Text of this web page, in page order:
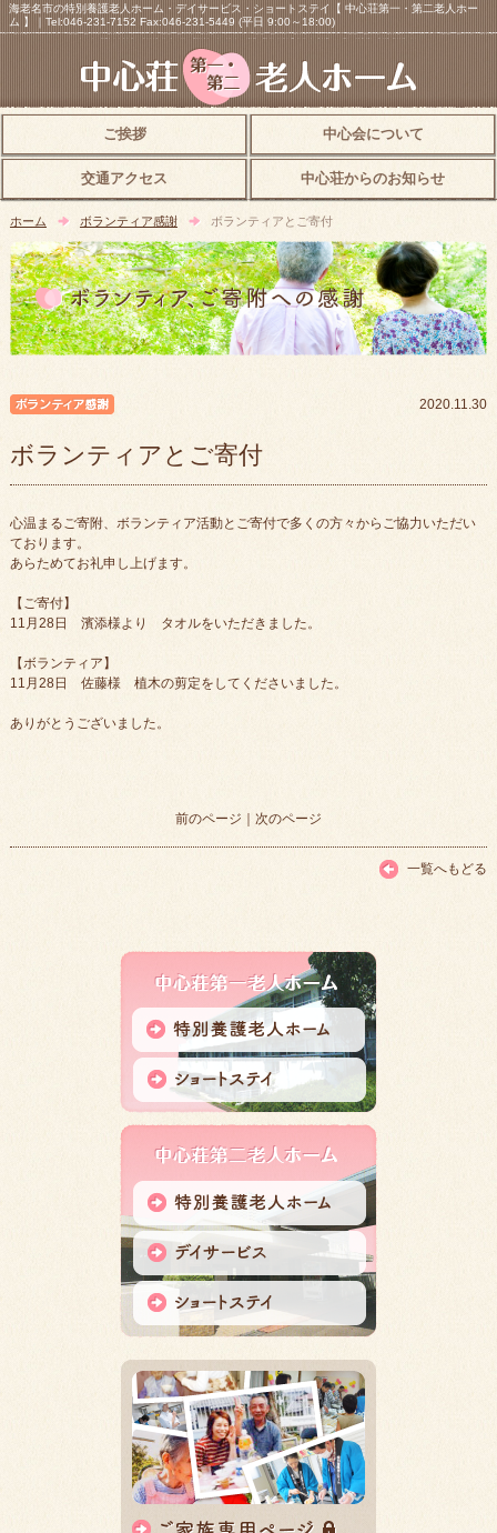
海老名市の特別養護老人ホーム・デイサービス・ショートステイ【 中心荘第一・第二老人ホー
ム 】｜Tel:046-231-7152 Fax:046-231-5449 (平日 9:00～18:00)
ご挨拶 中心会について
交通アクセス 中心荘からのお知らせ
ホーム ボランティア感謝 ボランティアとご寄付
2020.11.30
ボランティアとご寄付
心温まるご寄附、ボランティア活動とご寄付で多くの方々からご協力いただい
ております。
あらためてお礼申し上げます。
【ご寄付】
11月28日 濱添様より タオルをいただきました。
【ボランティア】
11月28日 佐藤様 植木の剪定をしてくださいました。
ありがとうございました。
前のページ ｜ 次のページ
一覧へもどる